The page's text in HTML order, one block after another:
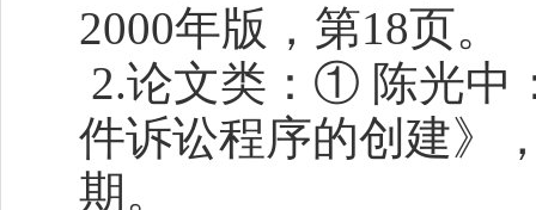
2000年版，第18页。
2.论文类：① 陈光中
件诉讼程序的创建》
期。